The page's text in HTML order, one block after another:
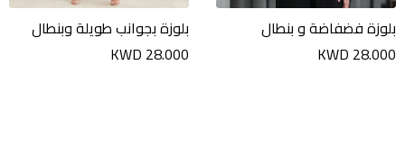
بلوزة فضفاضة و بنطال
KWD 28.000
بلوزة بجوانب طويلة وبنطال
KWD 28.000